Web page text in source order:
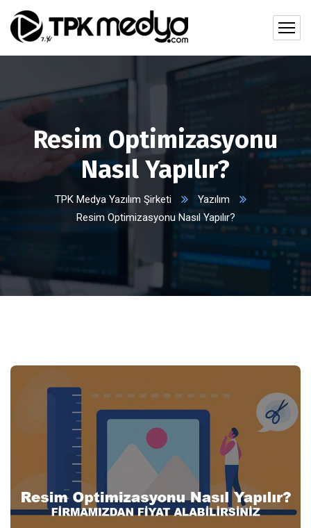
Resim Optimizasyonu
Nasıl Yapılır?
TPK Medya Yazılım Şirketi
Yazılım
Resim Optimizasyonu Nasıl Yapılır?